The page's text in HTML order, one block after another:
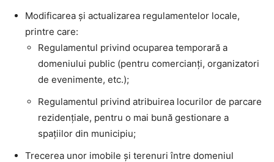
Modificarea și actualizarea regulamentelor locale,
printre care:
Regulamentul privind ocuparea temporară a
domeniului public (pentru comercianți, organizatori
de evenimente, etc.);
Regulamentul privind atribuirea locurilor de parcare
rezidențiale, pentru o mai bună gestionare a
spațiilor din municipiu;
Trecerea unor imobile și terenuri între domeniul